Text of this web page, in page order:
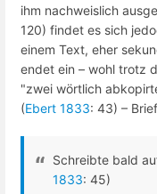
ihm nachweislich
120) findet es sich
einem Text, eher
endet ein – wohl trotz
"zwei wörtlich
(Ebert 1833: 43) –
Schreibte bald
1833: 45)